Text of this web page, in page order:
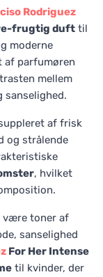
Rodriguez
frugtig duft til
moderne
af parfumøren
mellem
sanselighed.
af frisk
og strålende
, hvilket
være toner af
sanselighed
For Her Intense
til kvinder, der